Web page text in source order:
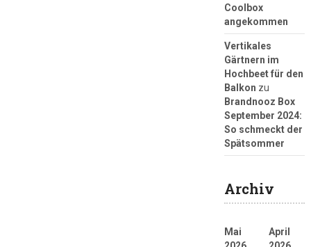
Coolbox
angekommen
Vertikales
Gärtnern im
Hochbeet für den
Balkon zu
Brandnooz Box
September 2024:
So schmeckt der
Spätsommer
Archiv
Mai
April